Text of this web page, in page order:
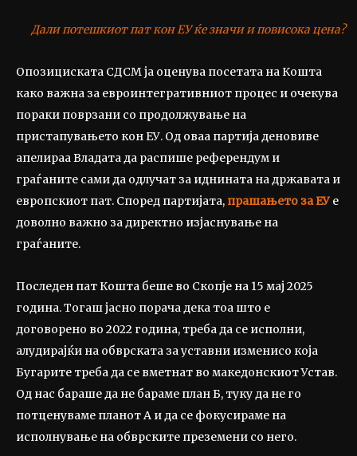
Дали потешкиот пат кон ЕУ ќе значи и повисока цена?
Опозициската СДСМ ја оценува посетата на Кошта
како важна за евроинтегративниот процес и очекува
пораки поврзани со продолжување на
пристапувањето кон ЕУ. Од оваа партија деновиве
апелираа Владата да распише референдум и
граѓаните сами да одлучат за иднината на државата и
европскиот пат. Според партијата, прашањето за ЕУ е
доволно важно за директно изјаснување на
граѓаните.
Последен пат Кошта беше во Скопје на 15 мај 2025
година. Тогаш јасно порача дека тоа што е
договорено во 2022 година, треба да се исполни,
алудирајќи на обврската за уставни изменисо која
Бугарите треба да се вметнат во македонскиот Устав.
Од нас бараше да не бараме план Б, туку да не го
потценуваме планот А и да се фокусираме на
исполнување на обврските преземени со него.